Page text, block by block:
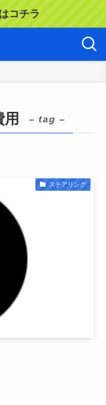
コチラ
– tag –
ステアリング